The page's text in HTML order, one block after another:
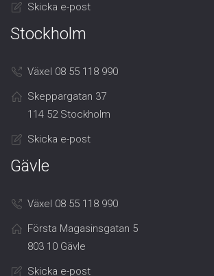
Skicka e-post
Stockholm
Växel 08 55 118 990
Skeppargatan 37
114 52 Stockholm
Skicka e-post
Gävle
Växel 08 55 118 990
Första Magasinsgatan 5
803 10 Gävle
Skicka e-post